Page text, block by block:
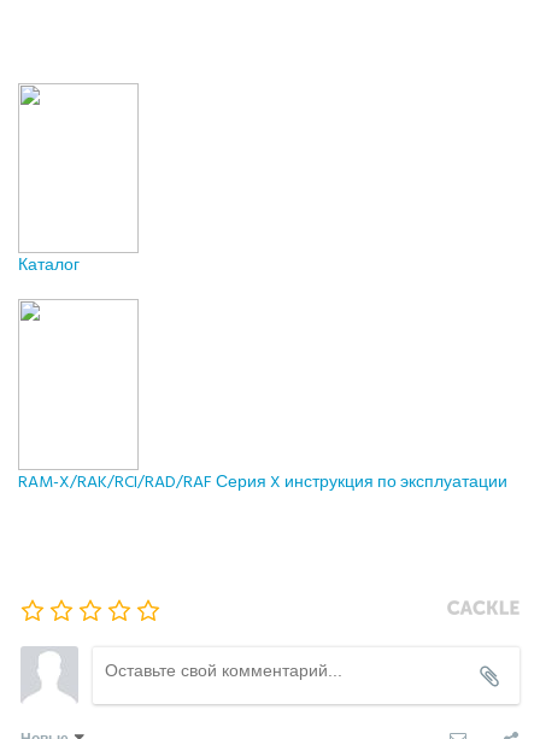
Каталог
RAM-X/RAK/RCI/RAD/RAF Серия X инструкция по эксплуатации